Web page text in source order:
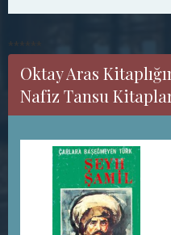
******
Oktay Aras
Nafiz Tansu